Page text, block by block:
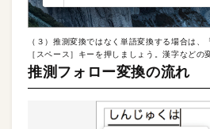
（３）推測変換ではなく単語変換する場合は、
［スペース］キーを押しましょう。漢字などの
推測フォロー変換の流れ